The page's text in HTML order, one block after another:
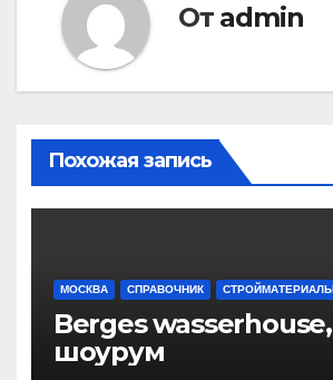
От admin
Похожая запись
МОСКВА СПРАВОЧНИК СТРОЙМАТЕРИАЛЫ
Berges wasserhouse,
шоурум